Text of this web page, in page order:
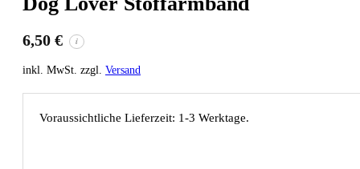
6,50 € i
inkl. MwSt. zzgl. Versand
Voraussichtliche Lieferzeit: 1-3 Werktage.